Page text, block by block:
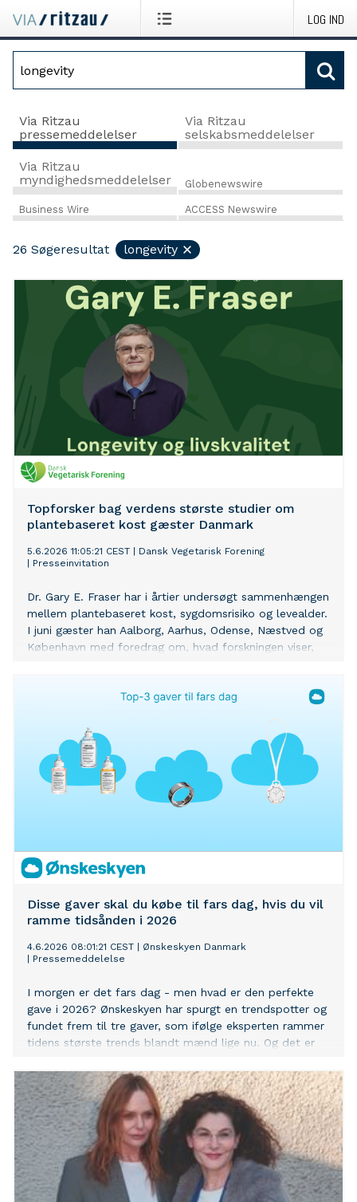
LOG IND
Via Ritzau
pressemeddelelser
Via Ritzau
selskabsmeddelelser
Via Ritzau
myndighedsmeddelelser
Globenewswire
Business Wire ACCESS Newswire
26 Søgeresultat longevity
Topforsker bag verdens største studier om
plantebaseret kost gæster Danmark
5.6.2026 11:05:21 CEST
Dansk Vegetarisk Forening
Presseinvitation
Dr. Gary E. Fraser har i årtier undersøgt sammenhængen
mellem plantebaseret kost, sygdomsrisiko og levealder.
I juni gæster han Aalborg, Aarhus, Odense, Næstved og
København med foredrag om, hvad forskningen viser,
Disse gaver skal du købe til fars dag, hvis du vil
ramme tidsånden i 2026
4.6.2026 08:01:21 CEST
Ønskeskyen Danmark
Pressemeddelelse
I morgen er det fars dag - men hvad er den perfekte
gave i 2026? Ønskeskyen har spurgt en trendspotter og
fundet frem til tre gaver, som ifølge eksperten rammer
tidens største trends blandt mænd lige nu. Og det er
dagsordenen for den perfekte og moderigtige fars dag-
gave, lyder det blandt andet.